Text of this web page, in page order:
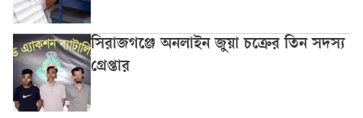
সিরাজগঞ্জে অনলাইন জুয়া চক্রের তিন সদস্য
গ্রেপ্তার